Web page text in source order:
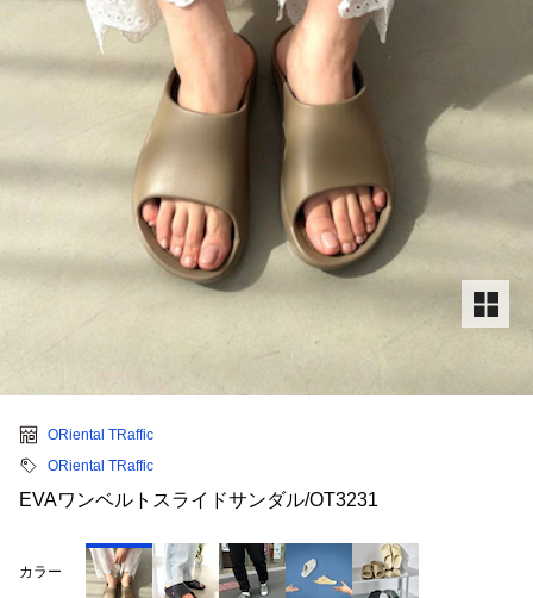
ORiental TRaffic
ORiental TRaffic
EVAワンベルトスライドサンダル/OT3231
カラー